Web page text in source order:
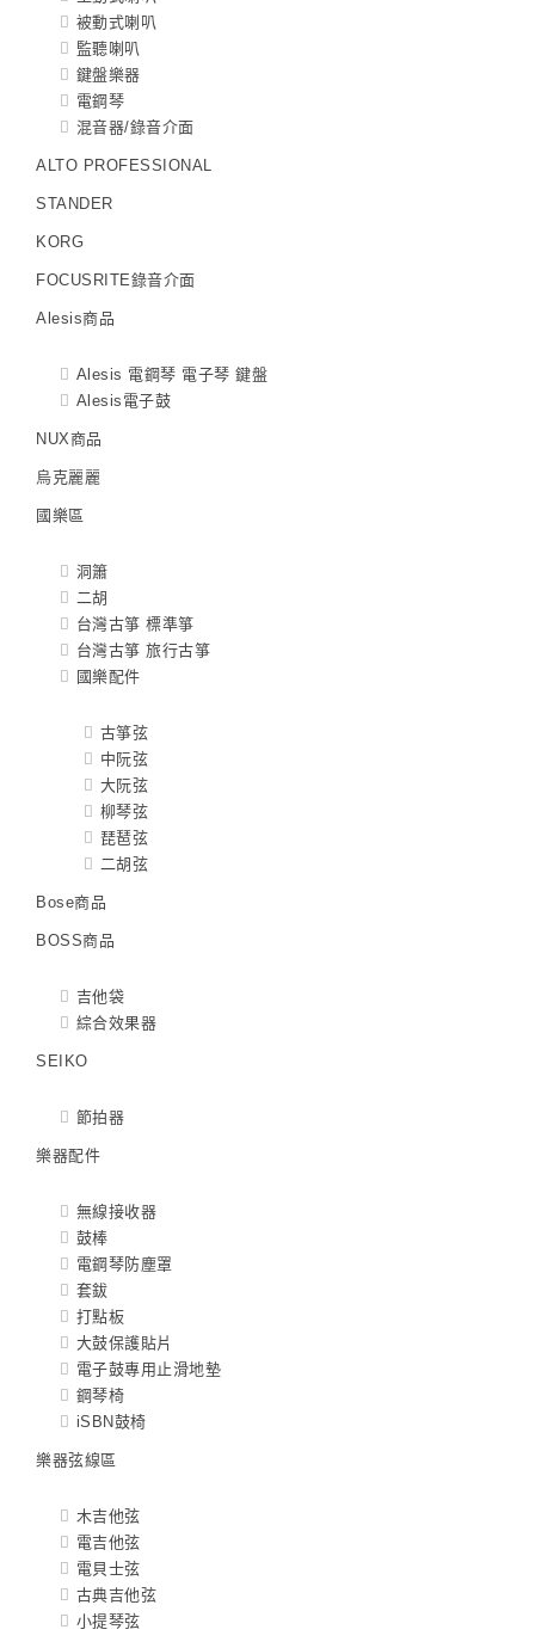
被動式喇叭
監聽喇叭
鍵盤樂器
電鋼琴
混音器/錄音介面
ALTO PROFESSIONAL
STANDER
KORG
FOCUSRITE錄音介面
Alesis商品
Alesis 電鋼琴 電子琴 鍵盤
Alesis電子鼓
NUX商品
烏克麗麗
國樂區
洞簫
二胡
台灣古箏 標準箏
台灣古箏 旅行古箏
國樂配件
古箏弦
中阮弦
大阮弦
柳琴弦
琵琶弦
二胡弦
Bose商品
BOSS商品
吉他袋
綜合效果器
SEIKO
節拍器
樂器配件
無線接收器
鼓棒
電鋼琴防塵罩
套鈸
打點板
大鼓保護貼片
電子鼓專用止滑地墊
鋼琴椅
iSBN鼓椅
樂器弦線區
木吉他弦
電吉他弦
電貝士弦
古典吉他弦
小提琴弦